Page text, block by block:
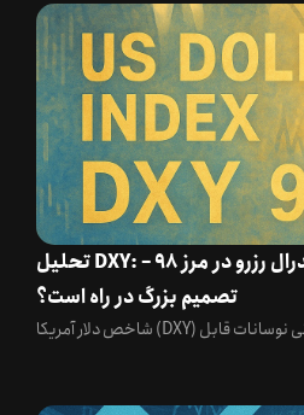
تحلیل DXY: شاخص دلار در انتظار فدرال رزرو در مرز 98 –
تصمیم بزرگ در راه است؟